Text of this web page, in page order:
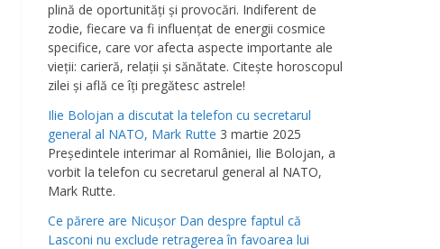
plină de oportunităţi şi provocări. Indiferent de
zodie, fiecare va fi influenţat de energii cosmice
specifice, care vor afecta aspecte importante ale
vieţii: carieră, relaţii şi sănătate. Citeşte horoscopul
zilei şi află ce îţi pregătesc astrele!
Ilie Bolojan a discutat la telefon cu secretarul
general al NATO, Mark Rutte 3 martie 2025
Preşedintele interimar al României, Ilie Bolojan, a
vorbit la telefon cu secretarul general al NATO,
Mark Rutte.
Ce părere are Nicuşor Dan despre faptul că
Lasconi nu exclude retragerea în favoarea lui